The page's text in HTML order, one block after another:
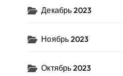
Декабрь 2023
Ноябрь 2023
Октябрь 2023